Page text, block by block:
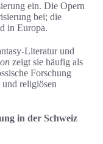
ein. Die Opern
bei; die
in Europa.
Literatur und
zeigt sie häufig als
Forschung
religiösen
in der Schweiz